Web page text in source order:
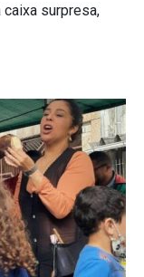
surpresa,